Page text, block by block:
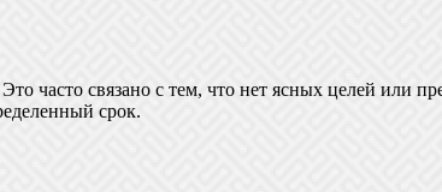
часто связано с тем, что нет ясных целей или
срок.